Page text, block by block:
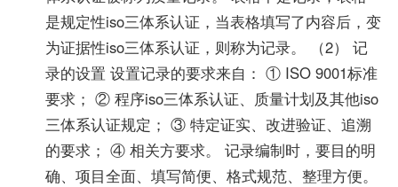
是规定性iso三体系认证，当表格填写了内容后，变
为证据性iso三体系认证，则称为记录。 （2） 记
录的设置 设置记录的要求来自： ① ISO 9001标准
要求； ② 程序iso三体系认证、质量计划及其他iso
三体系认证规定； ③ 特定证实、改进验证、追溯
的要求； ④ 相关方要求。 记录编制时，要目的明
确、项目全面、填写简便、格式规范、整理方便。